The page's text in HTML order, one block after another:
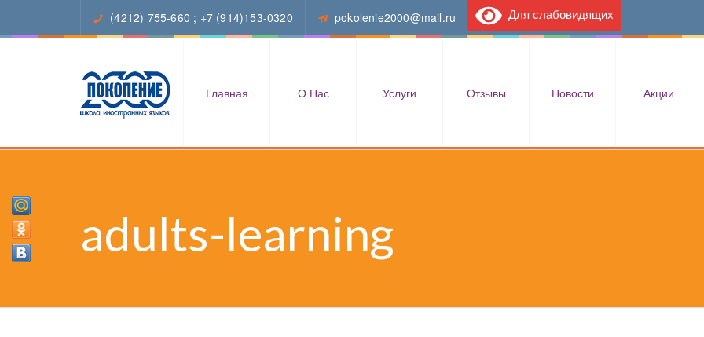
(4212) 755-660 ; +7 (914)153-0320 pokolenie2000@mail.ru Для слабовидящих
Главная О Нас Услуги Отзывы Новости Акции
adults-learning